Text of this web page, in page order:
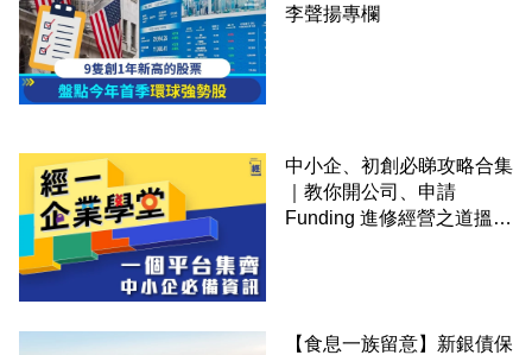
李聲揚專欄
中小企、初創必睇攻略合集
｜教你開公司、申請
Funding 進修經營之道搵大
【食息一族留意】新銀債保